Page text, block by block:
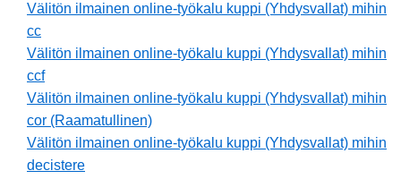
Välitön ilmainen online-työkalu kuppi (Yhdysvallat) mihin
cc
Välitön ilmainen online-työkalu kuppi (Yhdysvallat) mihin
ccf
Välitön ilmainen online-työkalu kuppi (Yhdysvallat) mihin
cor (Raamatullinen)
Välitön ilmainen online-työkalu kuppi (Yhdysvallat) mihin
decistere